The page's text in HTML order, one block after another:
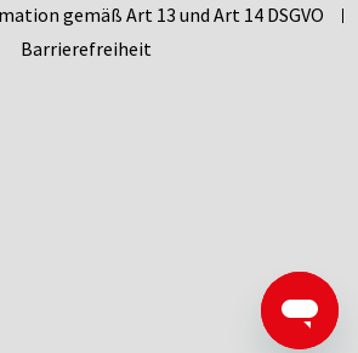
gemäß Art 13 und Art 14 DSGVO
Barrierefreiheit